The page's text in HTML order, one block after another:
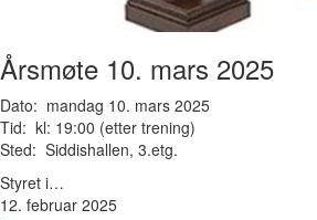
Årsmøte 10. mars 2025
Dato: mandag 10. mars 2025
Tid: kl: 19:00 (etter trening)
Sted: Siddishallen, 3.etg.
Styret i…
12. februar 2025